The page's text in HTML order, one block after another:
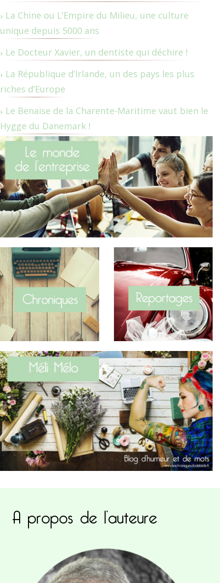
La Chine ou L’Empire du Milieu, une culture
unique depuis 5000 ans
Le Docteur Xavier, un dentiste qui déchire !
La République d’Irlande, un des pays les plus
riches d’Europe
Le Benaise de la Charente-Maritime vaut bien le
Hygge du Danemark !
A propos de l’auteure